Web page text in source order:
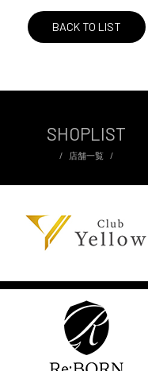
BACK TO LIST
SHOPLIST
店舗一覧